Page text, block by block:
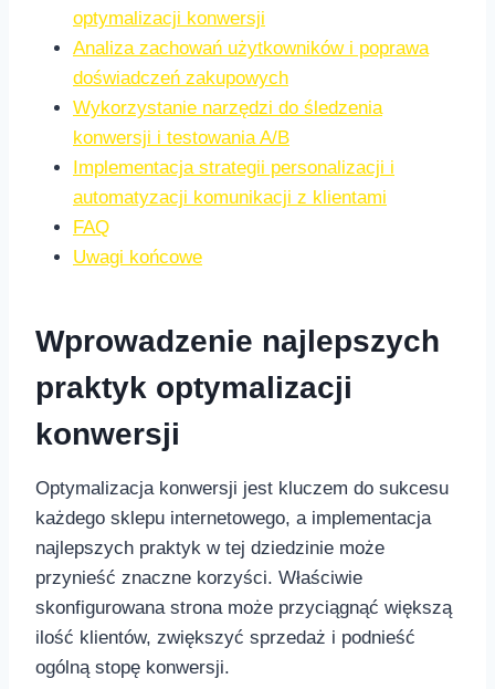
optymalizacji ‌konwersji
Analiza zachowań użytkowników i poprawa
doświadczeń zakupowych
Wykorzystanie narzędzi do śledzenia
konwersji ​i testowania A/B
Implementacja strategii personalizacji i
automatyzacji komunikacji z klientami
FAQ
Uwagi końcowe
Wprowadzenie najlepszych
⁢praktyk optymalizacji
konwersji
Optymalizacja‍ konwersji jest kluczem do sukcesu
każdego sklepu internetowego, a implementacja
najlepszych praktyk w tej ​dziedzinie może
przynieść znaczne‍ korzyści. Właściwie
skonfigurowana strona może przyciągnąć większą
ilość klientów, zwiększyć sprzedaż i ⁢podnieść
‍ogólną⁢ stopę konwersji.